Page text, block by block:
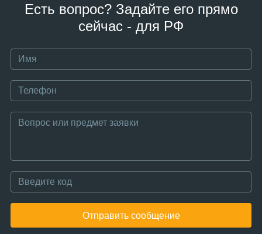
Есть вопрос? Задайте его прямо
сейчас - для РФ
Отправить сообщение